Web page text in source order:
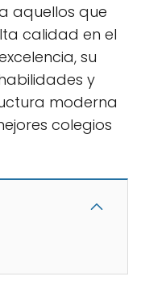
aquellos que
calidad en el
su
y
moderna
colegios